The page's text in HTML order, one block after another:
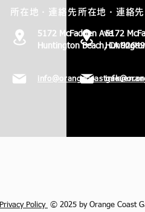
所在地・連絡先
5172
所在地・連絡先
5172 McFadden Ave
Huntington Beach, CA 92649
Privacy Policy © 2025 by Orange Coast